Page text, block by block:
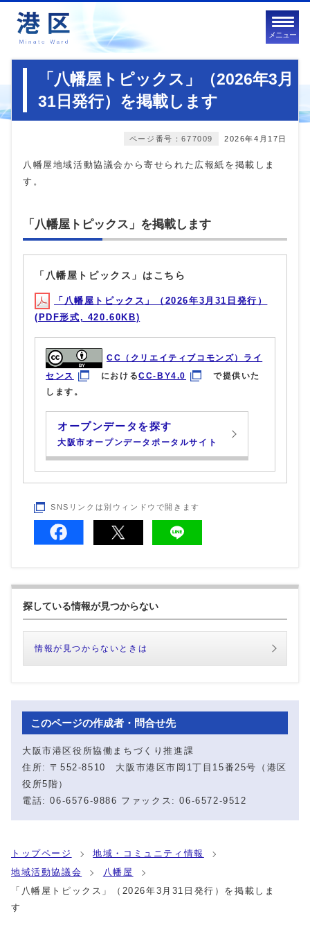
メニュー
「八幡屋トピックス」（2026年3月
31日発行）を掲載します
2026年4月17日
ページ番号：677009
八幡屋地域活動協議会から寄せられた広報紙を掲載しま
す。
「八幡屋トピックス」を掲載します
「八幡屋トピックス」はこちら
「八幡屋トピックス」（2026年3月31日発行）
(PDF形式, 420.60KB)
CC（クリエイティブコモンズ）ライ
センス
におけるCC-BY4.0
で提供いた
します。
オープンデータを探す
大阪市オープンデータポータルサイト
SNSリンクは別ウィンドウで開きます
探している情報が見つからない
情報が見つからないときは
このページの作成者・問合せ先
大阪市港区役所協働まちづくり推進課
住所: 〒552-8510 大阪市港区市岡1丁目15番25号（港区
役所5階）
電話: 06-6576-9886 ファックス: 06-6572-9512
トップページ
地域・コミュニティ情報
地域活動協議会
八幡屋
「八幡屋トピックス」（2026年3月31日発行）を掲載しま
す